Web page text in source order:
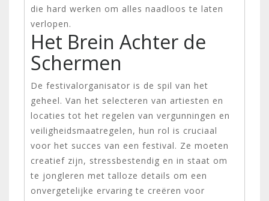
die hard werken om alles naadloos te laten
verlopen.
Het Brein Achter de
Schermen
De festivalorganisator is de spil van het
geheel. Van het selecteren van artiesten en
locaties tot het regelen van vergunningen en
veiligheidsmaatregelen, hun rol is cruciaal
voor het succes van een festival. Ze moeten
creatief zijn, stressbestendig en in staat om
te jongleren met talloze details om een
onvergetelijke ervaring te creëren voor